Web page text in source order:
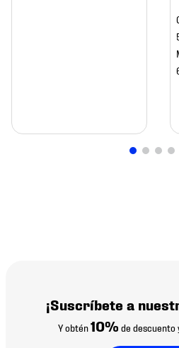
¡Suscríbete a
Y obtén10% de descuento